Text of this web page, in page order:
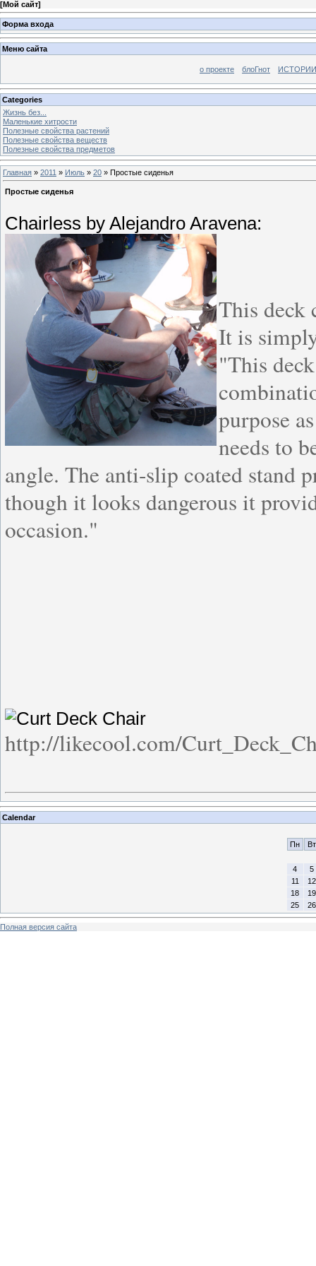
[Мой сайт]
Форма входа
Меню сайта
о проекте блоГнот
Categories
Жизнь без...
Маленькие хитрости
Полезные свойства растений
Полезные свойства веществ
Полезные свойства предметов
Главная » 2011 » Июль » 20 » Простые сиденья
Простые сиденья
Chairless by Alejandro Aravena:
This
It is
"This
purpose
needs to
angle. The anti-slip coated stand
though it looks dangerous it
occasion."
http://likecool.com/
Calendar
Пн Вт
4
5
11
12
18
19
25
26
Полная версия сайта